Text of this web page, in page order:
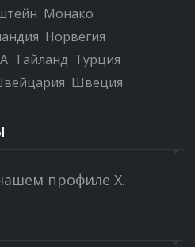
Монако
Норвегия
Тайланд Турция
Швеция
профиле X.